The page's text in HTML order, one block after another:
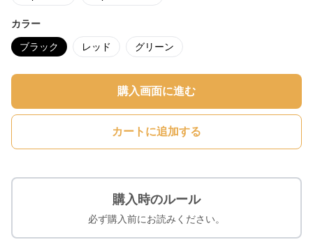
カラー
ブラック レッド グリーン
購入画面に進む
カートに追加する
購入時のルール
必ず購入前にお読みください。